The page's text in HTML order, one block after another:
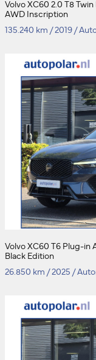
Volvo XC60 2.0 T8 Twin
AWD Inscription
135.240 km /2019 /
Volvo XC60 T6 Plug-in
Black Edition
26.850 km /2025 /